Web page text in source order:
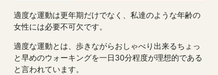
適度な運動は更年期だけでなく、私達のような年齢の
女性には必要不可欠です。
適度な運動とは、歩きながらおしゃべり出来るちょっ
と早めのウォーキングを一日30分程度が理想的である
と言われています。